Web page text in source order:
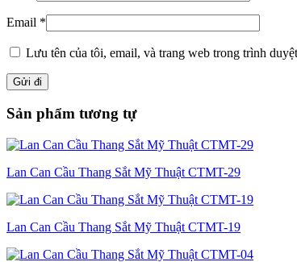
Email *
Lưu tên của tôi, email, và trang web trong trình
Sản phẩm tương tự
Lan Can Cầu Thang Sắt Mỹ Thuật CTMT-29
Lan Can Cầu Thang Sắt Mỹ Thuật CTMT-19